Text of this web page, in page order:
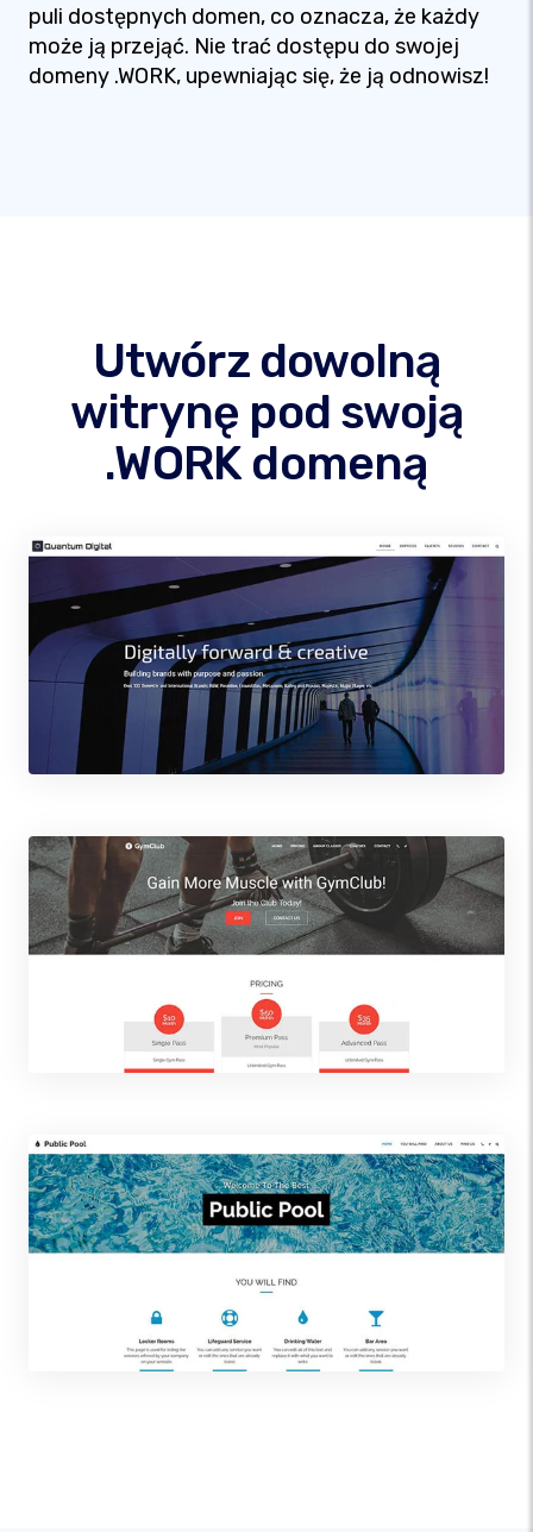
puli dostępnych domen, co oznacza, że każdy
może ją przejąć. Nie trać dostępu do swojej
domeny .WORK, upewniając się, że ją odnowisz!
Utwórz dowolną
witrynę pod swoją
.WORK domeną